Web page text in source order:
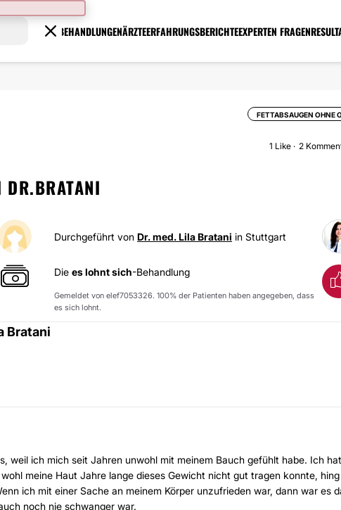
BEHANDLUNGENÄRZTEERFAHRUNGSBERICHTEEXPERTEN FRAGEN
FETTABSAUGEN OHNE
1 Like 2
DR.BRATANI
Durchgeführt von Dr. med. Lila Bratani in Stuttgart
Die es lohnt sich-Behandlung
Gemeldet von elef7053326. 100% der Patienten haben angegeben, dass
es sich lohnt.
Bratani
weil ich mich seit Jahren unwohl mit meinem Bauch gefühlt habe. Ich
meine Haut Jahre lange dieses Gewicht nicht gut tragen konnte, hing
ich mit einer Sache an meinem Körper unzufrieden war, dann war es
noch nie schwanger war.